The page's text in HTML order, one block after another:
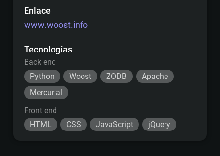
Enlace
www.woost.info
Tecnologías
Back end
Python
Woost ZODB
Apache
Mercurial
Front end
HTML
CSS JavaScript jQuery